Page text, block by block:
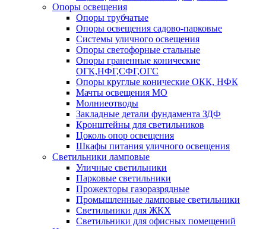
Опоры освещения
Опоры трубчатые
Опоры освещения садово-парковые
Системы уличного освещения
Опоры светофорные стальные
Опоры граненные конические
ОГК,НФГ,СФГ,ОГС
Опоры круглые конические ОКК, НФК
Мачты освещения МО
Молниеотводы
Закладные детали фундамента ЗДФ
Кронштейны для светильников
Цоколь опор освещения
Шкафы питания уличного освещения
Светильники ламповые
Уличные светильники
Парковые светильники
Прожекторы газоразрядные
Промышленные ламповые светильники
Светильники для ЖКХ
Светильники для офисных помещений